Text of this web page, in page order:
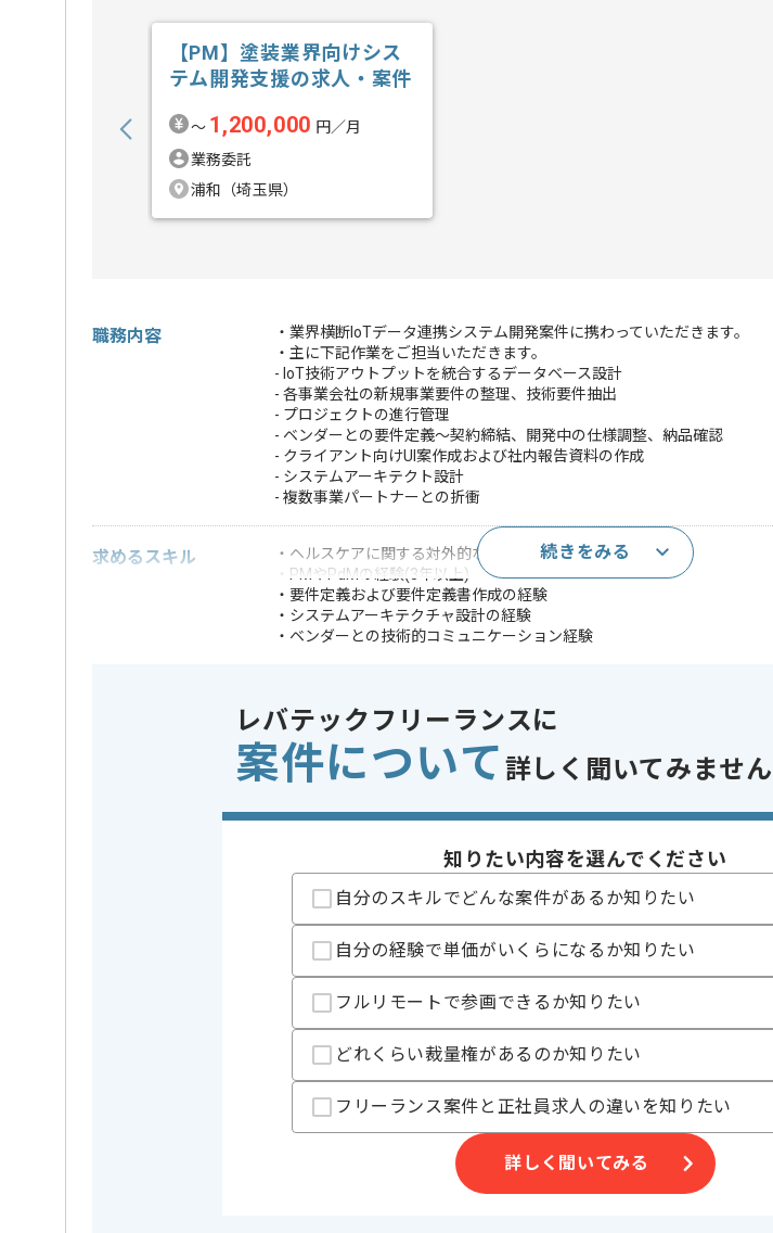
【PM】塗装業界向けシス
テム開発支援の求人・案件
〜 1,200,000 円／月
業務委託
浦和（埼玉県）
職務内容
・業界横断IoTデータ連携システム開発案件に携わっていただきます。
・主に下記作業をご担当いただきます。
- IoT技術アウトプットを統合するデータベース設計
- 各事業会社の新規事業要件の整理、技術要件抽出
- プロジェクトの進行管理
- ベンダーとの要件定義〜契約締結、開発中の仕様調整、納品確認
- クライアント向けUI案作成および社内報告資料の作成
- システムアーキテクト設計
- 複数事業パートナーとの折衝
求めるスキル
・ヘルスケアに関する対外的なプロダクト開発経験
・PMやPdMの経験(3年以上)
・要件定義および要件定義書作成の経験
・システムアーキテクチャ設計の経験
・ベンダーとの技術的コミュニケーション経験
歓迎スキル
・アジャイルやスクラムでの開発マネジメント経験
・モバイルアプリやクラウドを用いた開発経験
・Node.jsを用いた開発経験
・データベースの設計運用経験
※上記に似た経験やスキルをお持ちであれば申し込み可能なケースもございます！ま
フレームワーク
Django , Node.js , Flask
PostgreSQL
クラウド
AWS
20代活躍中 , 30代活躍中
精算基準時間
140時間〜180時間
支払いサイト
15日
続きをみる
レバテックフリーランスに
案件について 詳しく聞いてみませ
知りたい内容を選んでください
自分のスキルでどんな案件があるか知りたい
自分の経験で単価がいくらになるか知りたい
フルリモートで参画できるか知りたい
どれくらい裁量権があるのか知りたい
フリーランス案件と正社員求人の違いを知りたい
詳しく聞いてみる